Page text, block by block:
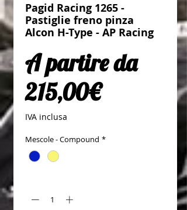
Pagid Racing 1265 -
Pastiglie freno pinza
Alcon H-Type - AP Racing
A partire da
215,00€Prezzo
IVA inclusa
Mescole - Compound *